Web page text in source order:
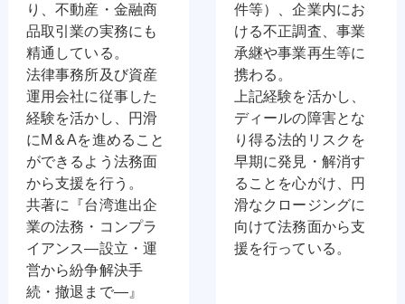
り、不動産・金融商
品取引業の実務にも
精通している。
法律事務所及び資産
運用会社に従事した
経験を活かし、円滑
にM＆Aを進めること
ができるよう法務面
から支援を行う。
共著に『台湾進出企
業の法務・コンプラ
イアンス―設立・運
営から紛争解決手
続・撤退まで―』
件等）、企業内にお
ける不正調査、事業
承継や事業再生等に
携わる。
上記経験を活かし、
ディールの障害とな
り得る法的リスクを
早期に発見・解消す
ることを心がけ、円
滑なクロージングに
向けて法務面から支
援を行っている。